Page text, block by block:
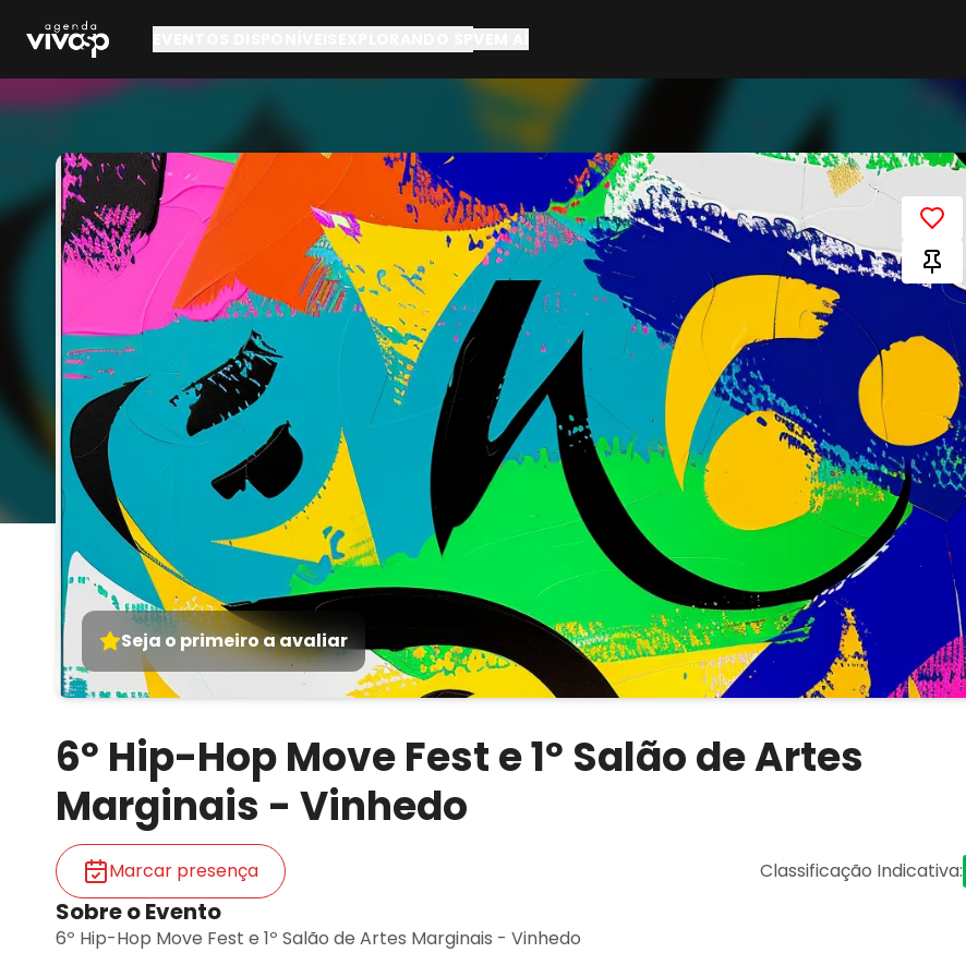
Seja o primeiro a avaliar
6º Hip-Hop Move Fest e 1º Salão de Artes
Marginais - Vinhedo
Marcar presença Classificação Indicativa:
Sobre o Evento
6º Hip-Hop Move Fest e 1º Salão de Artes Marginais - Vinhedo